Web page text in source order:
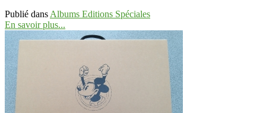
Publié dans Albums Editions Spéciales
En savoir plus...